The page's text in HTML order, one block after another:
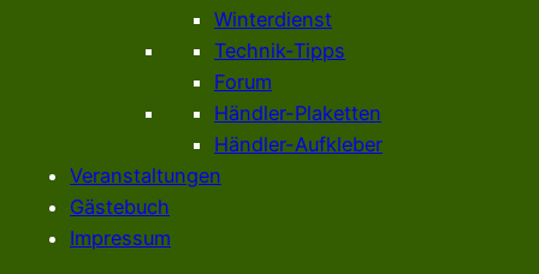
Winterdienst
Technik-Tipps
Forum
Händler-Plaketten
Händler-Aufkleber
Veranstaltungen
Gästebuch
Impressum